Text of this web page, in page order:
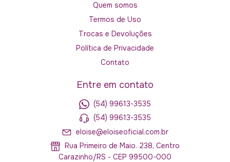
Quem somos
Termos de Uso
Trocas e Devoluções
Política de Privacidade
Contato
Entre em contato
(54) 99613-3535
(54) 99613-3535
eloise@eloiseoficial.com.br
Rua Primeiro de Maio. 238, Centro
Carazinho/RS - CEP 99500-000